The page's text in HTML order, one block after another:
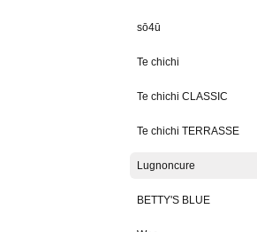
sō4ū
Te chichi
Te chichi CLASSIC
Te chichi TERRASSE
Lugnoncure
BETTY'S BLUE